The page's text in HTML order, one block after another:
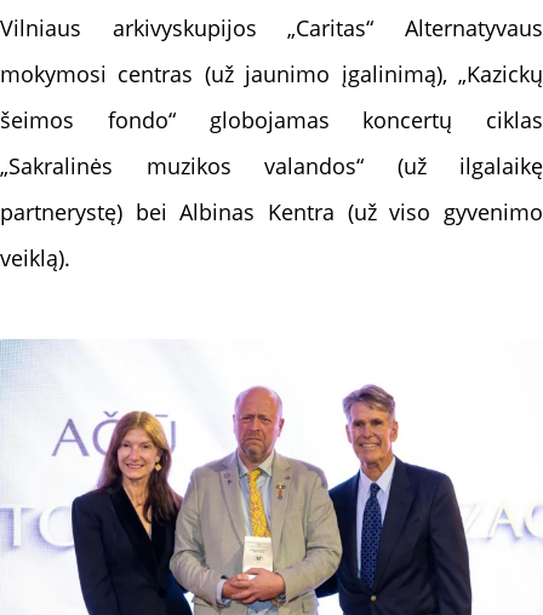
Vilniaus arkivyskupijos „Caritas“ Alternatyvaus
mokymosi centras (už jaunimo įgalinimą), „Kazickų
šeimos fondo“ globojamas koncertų ciklas
„Sakralinės muzikos valandos“ (už ilgalaikę
partnerystę) bei Albinas Kentra (už viso gyvenimo
veiklą).